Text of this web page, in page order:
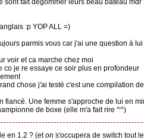
sont fait degommer leurs beau bateau mdr
:p YOP ALL =)
parmis vous car j'ai une question à lui
voir et ca marche chez moi
co je re essaye ce soir plus en profondeur
chose j'ai testé c'est une compilation
fiancé. Une femme s'approche de lui en
de boxe (elle m'a fait rire ^^)
en 1.2 ? (et on s'occupera de switch tout